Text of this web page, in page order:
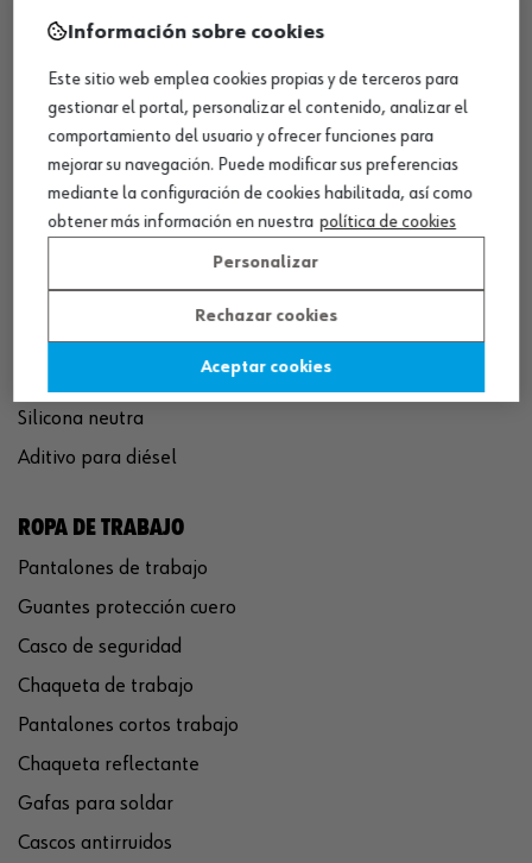
QUÍMICOS
Limpiador de frenos
Eliminador de óxido
Pegamento rápido
Limpiador de motor
Silicona neutra
Aditivo para diésel
ROPA DE TRABAJO
Pantalones de trabajo
Guantes protección cuero
Casco de seguridad
Chaqueta de trabajo
Pantalones cortos trabajo
Chaqueta reflectante
Gafas para soldar
Cascos antirruidos
Información sobre cookies
Este sitio web emplea cookies propias y de terceros para
gestionar el portal, personalizar el contenido, analizar el
comportamiento del usuario y ofrecer funciones para
mejorar su navegación. Puede modificar sus preferencias
mediante la configuración de cookies habilitada, así como
obtener más información en nuestra política de cookies
Personalizar
Rechazar cookies
Aceptar cookies